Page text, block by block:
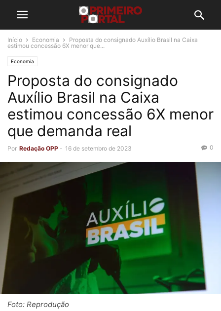
Início Economia
Proposta do consignado Auxílio Brasil na Caixa
estimou concessão 6X menor que...
Economia
Proposta do consignado
Auxílio Brasil na Caixa
estimou concessão 6X menor
que demanda real
Por Redação OPP - 16 de setembro de 2023 0
Foto: Reprodução